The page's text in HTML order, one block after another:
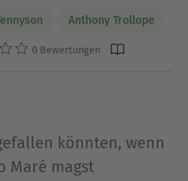
Anthony Trollope
0 Bewertungen
könnten, wenn
Maré magst